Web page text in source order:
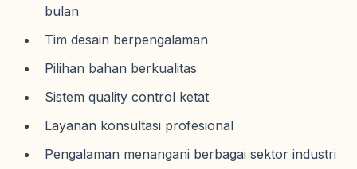
bulan
Tim desain berpengalaman
Pilihan bahan berkualitas
Sistem quality control ketat
Layanan konsultasi profesional
Pengalaman menangani berbagai sektor industri